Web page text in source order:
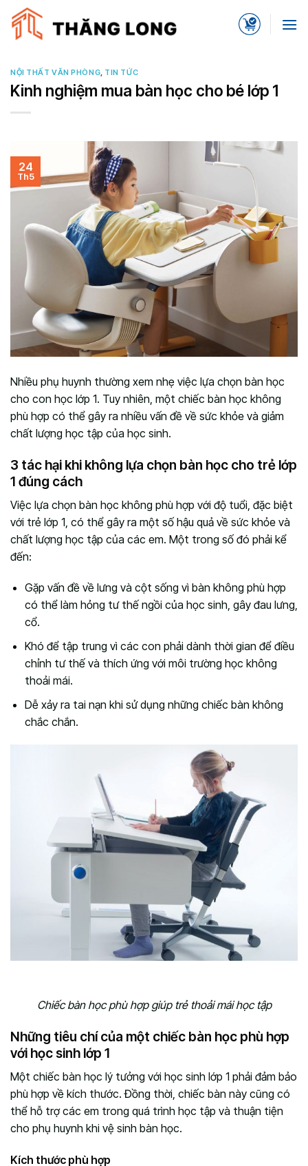
content
NỘI THẤT VĂN PHÒNG, TIN TỨC
Kinh nghiệm mua bàn học cho bé lớp 1
24
Th5
Nhiều phụ huynh thường xem nhẹ việc lựa chọn bàn học
cho con học lớp 1. Tuy nhiên, một chiếc bàn học không
phù hợp có thể gây ra nhiều vấn đề về sức khỏe và giảm
chất lượng học tập của học sinh.
3 tác hại khi không lựa chọn bàn học cho trẻ lớp
1 đúng cách
Việc lựa chọn bàn học không phù hợp với độ tuổi, đặc biệt
với trẻ lớp 1, có thể gây ra một số hậu quả về sức khỏe và
chất lượng học tập của các em. Một trong số đó phải kể
đến:
Gặp vấn đề về lưng và cột sống vì bàn không phù hợp
có thể làm hỏng tư thế ngồi của học sinh, gây đau lưng,
cổ.
Khó để tập trung vì các con phải dành thời gian để điều
chỉnh tư thế và thích ứng với môi trường học không
thoải mái.
Dễ xảy ra tai nạn khi sử dụng những chiếc bàn không
chắc chắn.
Chiếc bàn học phù hợp giúp trẻ thoải mái học tập
Những tiêu chí của một chiếc bàn học phù hợp
với học sinh lớp 1
Một chiếc bàn học lý tưởng với học sinh lớp 1 phải đảm bảo
phù hợp về kích thước. Đồng thời, chiếc bàn này cũng có
thể hỗ trợ các em trong quá trình học tập và thuận tiện
cho phụ huynh khi vệ sinh bàn học.
Kích thước phù hợp